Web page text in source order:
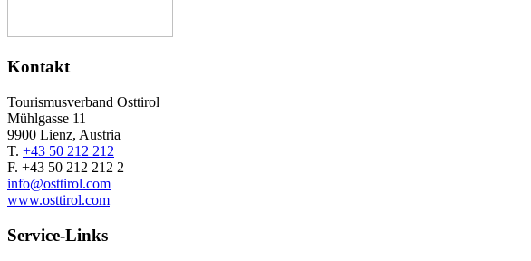
Kontakt
Tourismusverband Osttirol
Mühlgasse 11
9900 Lienz, Austria
T. +43 50 212 212
F. +43 50 212 212 2
info@osttirol.com
www.osttirol.com
Service-Links